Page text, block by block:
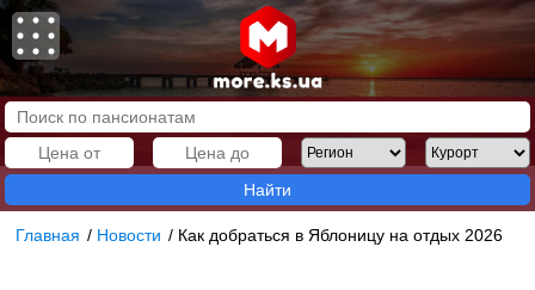
Найти
Главная / Новости / Как добраться в Яблоницу на отдых 2026